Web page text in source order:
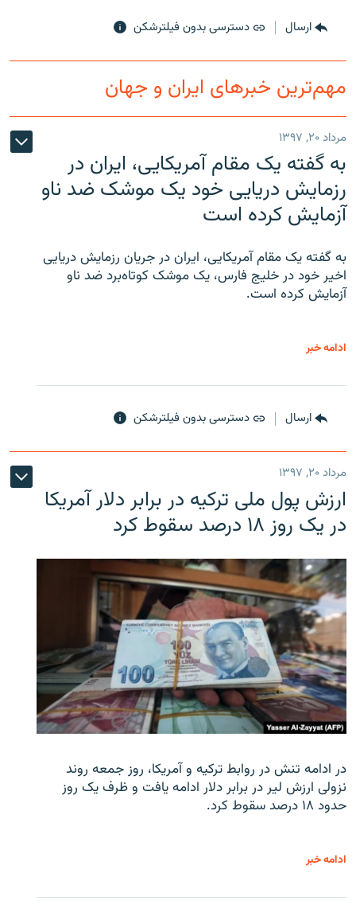
ارسال دسترسی بدون فیلترشکن
مهم‌ترین خبرهای ایران و جهان
مرداد ۲۰, ۱۳۹۷
به گفته یک مقام آمریکایی، ایران در
رزمایش دریایی خود یک موشک ضد ناو
آزمایش کرده است
به گفته یک مقام آمریکایی، ایران در جریان رزمایش دریایی
اخیر خود در خلیج فارس، یک موشک کوتاه‌برد ضد ناو
آزمایش کرده است.
ادامه خبر
ارسال دسترسی بدون فیلترشکن
مرداد ۲۰, ۱۳۹۷
ارزش پول ملی ترکیه در برابر دلار آمریکا
در یک روز ۱۸ درصد سقوط کرد
در ادامه تنش در روابط ترکیه و آمریکا، روز جمعه روند
نزولی ارزش لیر در برابر دلار ادامه یافت و ظرف یک روز
حدود ۱۸ درصد سقوط کرد.
ادامه خبر